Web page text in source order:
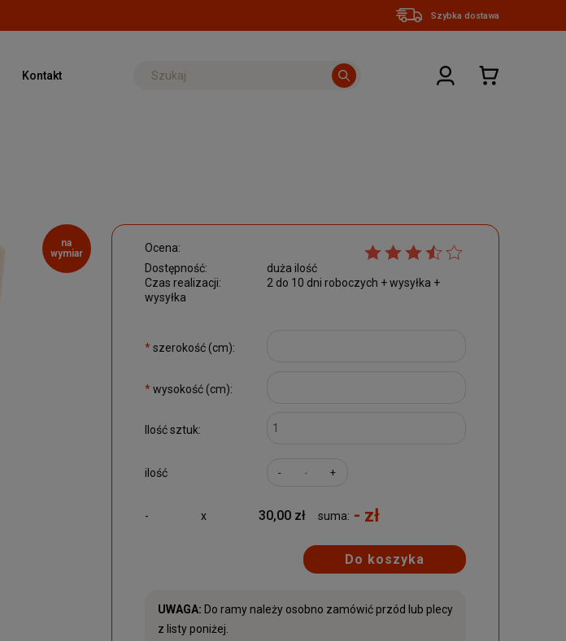
Szybka dostawa
Kontakt
na
wymiar
Ocena:
Dostępność:
duża ilość
Czas realizacji:
2 do 10 dni roboczych + wysyłka +
wysyłka
*szerokość (cm):
*wysokość (cm):
Ilość sztuk:
ilość - +
- x 30,00 zł suma: - zł
Do koszyka
UWAGA: Do ramy należy osobno zamówić przód lub plecy
z listy poniżej.